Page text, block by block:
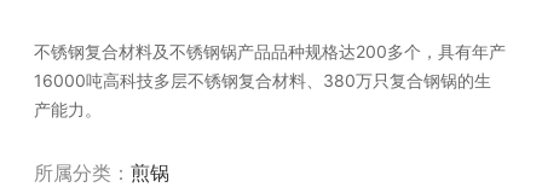
不锈钢复合材料及不锈钢锅产品品种规格达200多个，具有年产
16000吨高科技多层不锈钢复合材料、380万只复合钢锅的生
产能力。
所属分类：煎锅